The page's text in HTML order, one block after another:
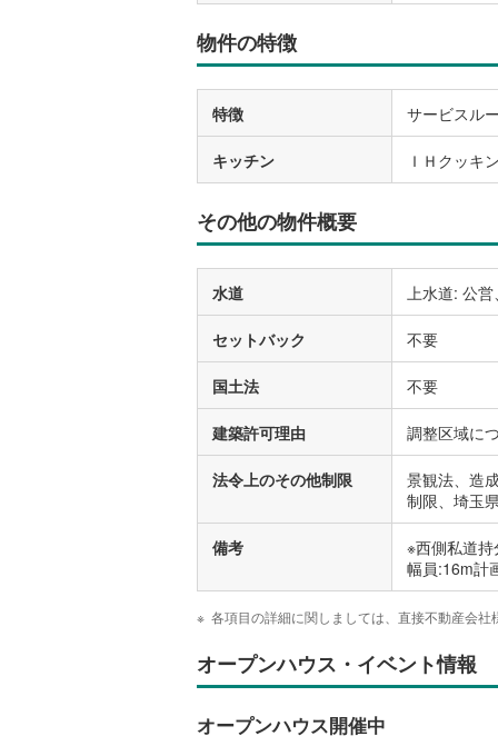
物件の特徴
特徴 サービスル
キッチン ＩＨクッキ
その他の物件概要
水道 上水道: 公
セットバック 不要
国土法 不要
建築許可理由 調整区域に
法令上のその他制限
景観法、造
制限、埼玉
備考
※西側私道
幅員:16m計
各項目の詳細に関しましては、直接不動産会
オープンハウス・イベント情報
オープンハウス開催中